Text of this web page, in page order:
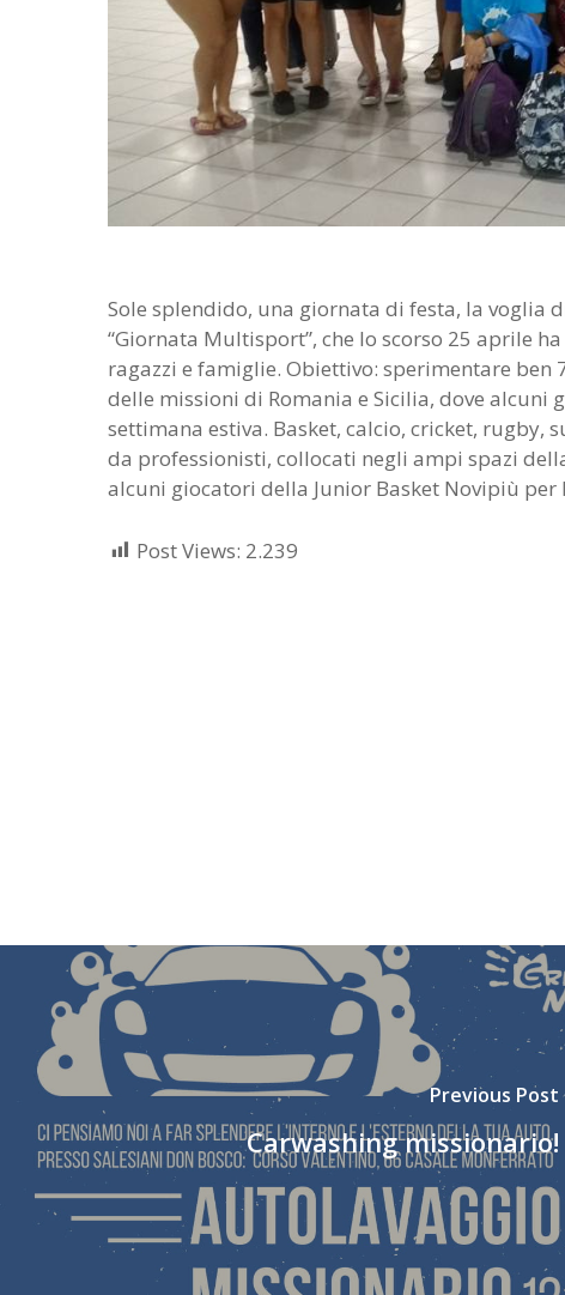
Sole splendido, una giornata di festa, la voglia
“Giornata Multisport”, che lo scorso 25 aprile
ragazzi e famiglie. Obiettivo: sperimentare
delle missioni di Romania e Sicilia, dove
settimana estiva. Basket, calcio, cricket,
da professionisti, collocati negli ampi spazi
alcuni giocatori della Junior Basket Novipiù
Post Views: 2.239
Previous Post
Carwashing missionario!